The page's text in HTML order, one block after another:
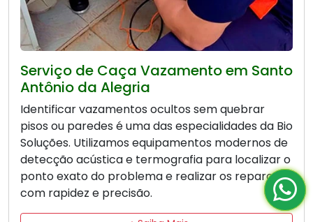
Serviço de Caça Vazamento em Santo
Antônio da Alegria
Identificar vazamentos ocultos sem quebrar
pisos ou paredes é uma das especialidades da Bio
Soluções. Utilizamos equipamentos modernos de
detecção acústica e termografia para localizar o
ponto exato do problema e realizar os reparos
com rapidez e precisão.